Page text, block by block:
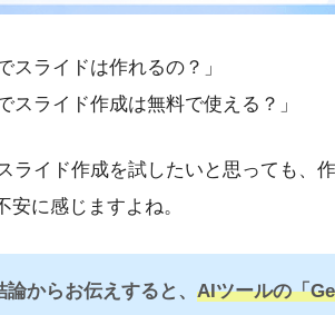
スライドは作れるの？」
スライド作成は無料で使える？」
ライド作成を試したいと思っても、
安に感じますよね。
論からお伝えすると、 AIツールの「